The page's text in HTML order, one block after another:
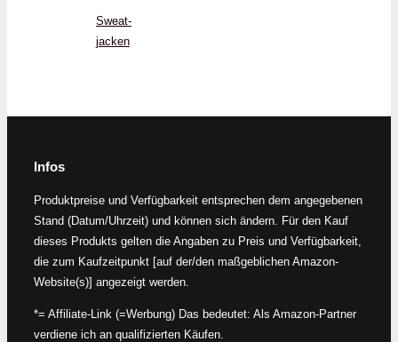
Sweat­
jacken
Infos
Produktpreise und Verfügbarkeit entsprechen dem angegebenen
Stand (Datum/Uhrzeit) und können sich ändern. Für den Kauf
dieses Produkts gelten die Angaben zu Preis und Verfügbarkeit,
die zum Kaufzeitpunkt [auf der/den maßgeblichen Amazon-
Website(s)] angezeigt werden.
*= Affiliate-Link (=Werbung) Das bedeutet: Als Amazon-Partner
verdiene ich an qualifizierten Käufen.